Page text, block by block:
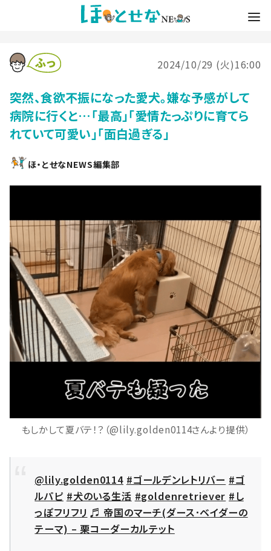
2024/10/29 (火)16:00
突然、食欲不振になった愛犬。嫌な予感がして
病院に行くと…「最高」「愛情たっぷりに育てら
れていて可愛い」「面白過ぎる」
ほ・とせなNEWS編集部
もしかして夏バテ！？（@lily.golden0114さんより提供）
@lily.golden0114 #ゴールデンレトリバー #ゴ
ルパピ #犬のいる生活 #goldenretriever #し
っぽフリフリ ♬ 帝国のマーチ(ダース･ベイダーの
テーマ) – 栗コーダーカルテット